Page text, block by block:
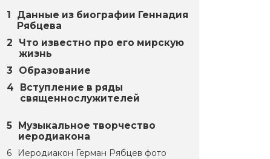
Данные из биографии Геннадия
Рябцева
Что известно про его мирскую
жизнь
Образование
Вступление в ряды
священнослужителей
Музыкальное творчество
иеродиакона
Иеродиакон Герман Рябцев фото